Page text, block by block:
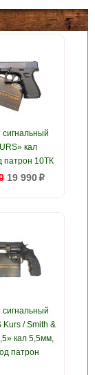
сигнальный
кал
патрон 10ТК
19 990p
сигнальный
Kurs / Smith &
кал 5,5мм,
патрон